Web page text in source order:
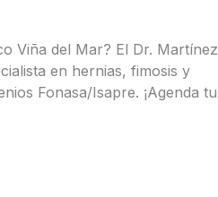
Viña del Mar? El Dr. Martínez
en hernias, fimosis y
Fonasa/Isapre. ¡Agenda tu